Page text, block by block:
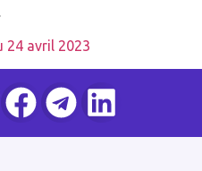
24 avril 2023